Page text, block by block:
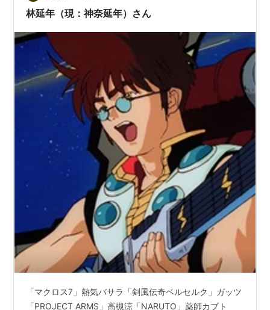
アンジェリークシリーズ（風の守護聖ランディ）
スーパーロボット大戦シリーズ（アクセル・アルマ
ー）
ソニックシリーズ（ナックルズ・ザ・エキドゥナ）
FINAL FANTASY X-2（ヌージ）
リトルバスターズ！（井ノ原真人）
林延年（現：神奈延年）さん
「マクロス7」熱気バサラ「剣風伝奇ベルセルク」ガッツ
「PROJECT ARMS」高槻涼「NARUTO」薬師カブト